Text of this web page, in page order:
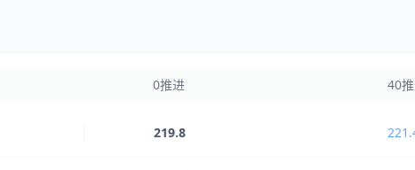
0推进 40
219.8